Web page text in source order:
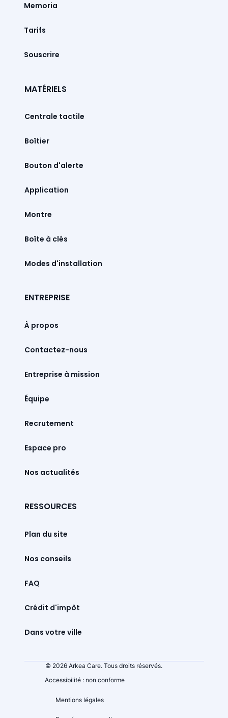
Memoria
Tarifs
Souscrire
MATÉRIELS
Centrale tactile
Boîtier
Bouton d'alerte
Montre
Boîte à clés
Modes d'installation
ENTREPRISE
À propos
Contactez-nous
Entreprise à mission
Équipe
Recrutement
Espace pro
Nos actualités
RESSOURCES
Plan du site
Nos conseils
FAQ
Crédit d'impôt
Dans votre ville
© 2026 Arkea Care. Tous droits réservés.
Accessibilité : non conforme
Mentions légales